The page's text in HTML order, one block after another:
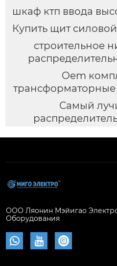
шкаф ктп ввода
Купить щит
строительное
Oem
трансформаторные
Самый
ООО Ляонин Мэйигао
Оборудования
  